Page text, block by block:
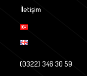
İletişim
(0322) 346 30 59